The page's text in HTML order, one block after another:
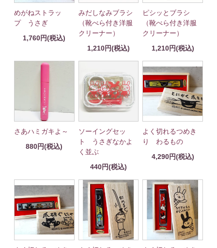
めがねストラッ
プ うさぎ
1,760円(税込)
みだしなみブラシ
（靴べら付き洋服
クリーナー）
1,210円(税込)
ピシッとブラシ
（靴べら付き洋服
クリーナー）
1,210円(税込)
さあハミガキよ～
880円(税込)
ソーイングセッ
ト うさぎなかよ
く並ぶ
440円(税込)
よく切れるつめき
り わるもの
4,290円(税込)